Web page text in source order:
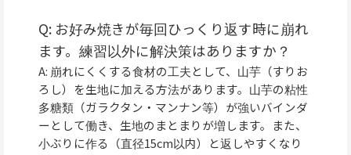
Q: お好み焼きが毎回ひっくり返す時に崩れ
ます。練習以外に解決策はありますか？
A: 崩れにくくする食材の工夫として、山芋（すりお
ろし）を生地に加える方法があります。山芋の粘性
多糖類（ガラクタン・マンナン等）が強いバインダ
ーとして働き、生地のまとまりが増します。また、
小ぶりに作る（直径15cm以内）と返しやすくなり